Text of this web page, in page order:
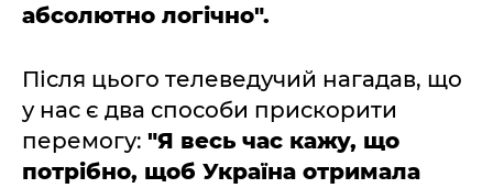
абсолютно логічно".
Після цього телеведучий нагадав, що
у нас є два способи прискорити
перемогу: "Я весь час кажу, що
потрібно, щоб Україна отримала